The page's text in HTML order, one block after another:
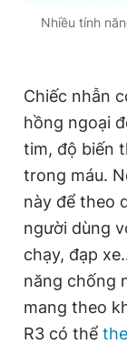
Nhiều tính
Chiếc nhẫn
hồng ngoại
tim, độ biến
trong máu.
này để theo
người dùng
chạy, đạp
năng chống
mang theo
R3 có thể